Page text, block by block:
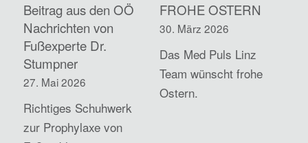
Beitrag aus den OÖ
Nachrichten von
Fußexperte Dr.
Stumpner
27. Mai 2026
Richtiges Schuhwerk
zur Prophylaxe von
FROHE OSTERN
30. März 2026
Das Med Puls Linz
Team wünscht frohe
Ostern.